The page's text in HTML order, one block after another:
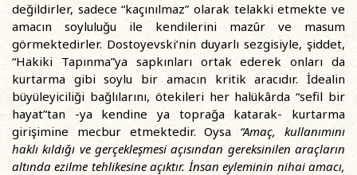
değildirler, sadece “kaçınılmaz” olarak telakki etmekte ve
amacın soyluluğu ile kendilerini mazûr ve masum
görmektedirler. Dostoyevski’nin duyarlı sezgisiyle, şiddet,
“Hakiki Tapınma”ya sapkınları ortak ederek onları da
kurtarma gibi soylu bir amacın kritik aracıdır. İdealin
büyüleyiciliği bağlılarını, ötekileri her halükârda “sefil bir
hayat”tan -ya kendine ya toprağa katarak- kurtarma
girişimine mecbur etmektedir. Oysa “Amaç, kullanımını
haklı kıldığı ve gerçekleşmesi açısından gereksinilen araçların
altında ezilme tehlikesine açıktır. İnsan eyleminin nihai amacı,